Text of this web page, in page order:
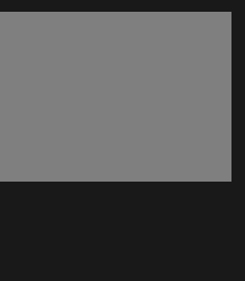
nueva ventana)